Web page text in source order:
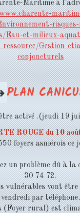
Maritime à
Eau-et-milieux-
Gestion-
conjoncturels
PLAN
activé .(jeudi 19
ROUGE du 10
foyers asniérois ce
un problème dû à la
30 74 72.
vulnérables vont être
vendredi par téléphone.
(Foyer rural) est